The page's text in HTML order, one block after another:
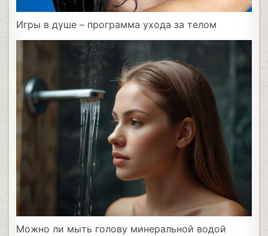
Игры в душе – программа ухода за телом
Можно ли мыть голову минеральной водой